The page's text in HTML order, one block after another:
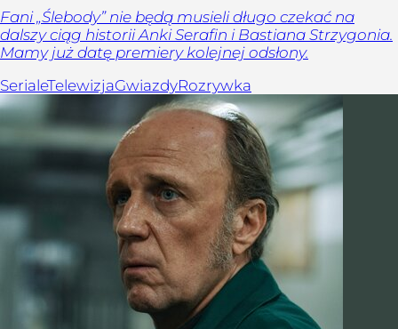
Fani „Ślebody” nie będą musieli długo czekać na
dalszy ciąg historii Anki Serafin i Bastiana Strzygonia.
Mamy już datę premiery kolejnej odsłony.
SerialeTelewizjaGwiazdyRozrywka